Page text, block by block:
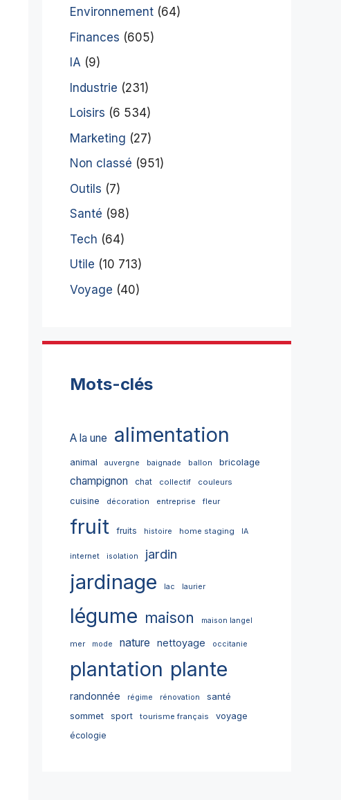
Environnement (64)
Finances (605)
IA (9)
Industrie (231)
Loisirs (6 534)
Marketing (27)
Non classé (951)
Outils (7)
Santé (98)
Tech (64)
Utile (10 713)
Voyage (40)
Mots-clés
A la une alimentation
animal auvergne baignade ballon bricolage
champignon chat collectif couleurs
cuisine décoration entreprise fleur
fruit fruits histoire home staging IA
internet isolation jardin
jardinage lac laurier
légume maison maison langel
mer mode nature nettoyage occitanie
plantation plante
randonnée régime rénovation
santé
sommet
sport tourisme français
voyage
écologie